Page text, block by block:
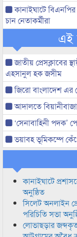
কানাইঘাটে
চান নেতাকর্মীরা
এই
জাতীয় প্রেসক্লাবের
এহসানুল হক জসীম
জিরো বাংলাদেশ এর
আদালতে
‘সেনাবাহিনী পদক’
ভয়াবহ ভূমিকম্পে
কানাইঘাটে
অনুষ্ঠিত
সিলেট অনলাইন
পরিচিতি সভা
লোভাছড়ার